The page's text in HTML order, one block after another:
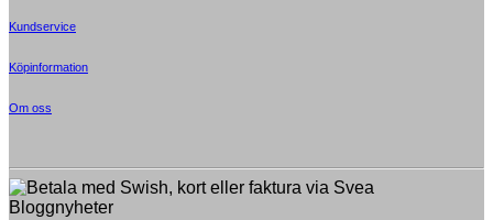
Kundservice
Köpinformation
Om oss
Bloggnyheter